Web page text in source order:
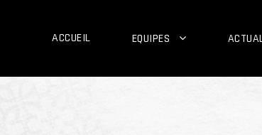
ACCUEIL EQUIPES